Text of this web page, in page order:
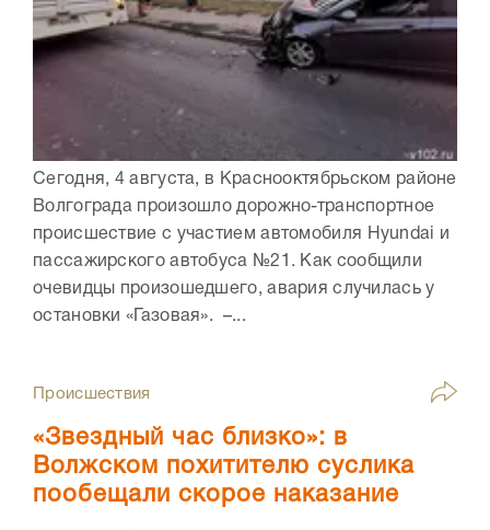
Сегодня, 4 августа, в Краснооктябрьском районе
Волгограда произошло дорожно-транспортное
происшествие с участием автомобиля Hyundai и
пассажирского автобуса №21. Как сообщили
очевидцы произошедшего, авария случилась у
остановки «Газовая». –...
Происшествия
«Звездный час близко»: в
Волжском похитителю суслика
пообещали скорое наказание